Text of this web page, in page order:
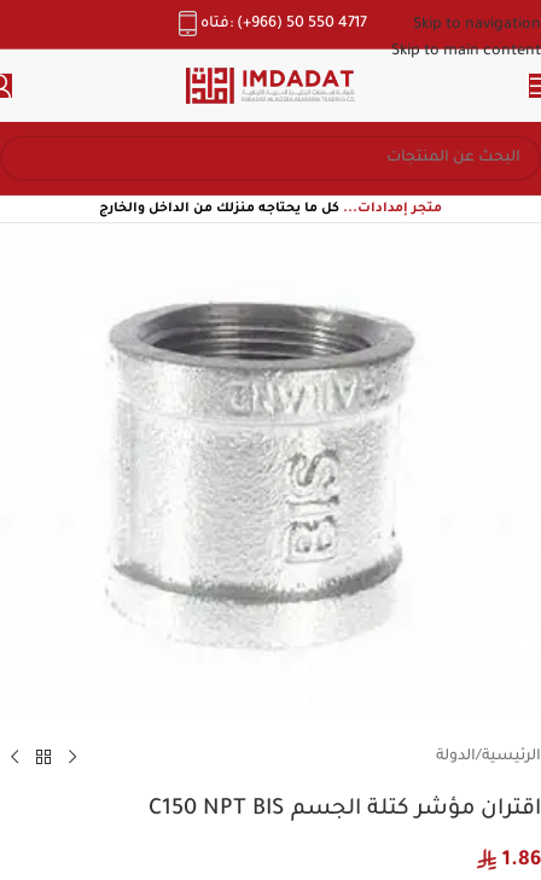
Skip to navigation
Skip to main content
هاتف: (+966) 50 550 4717
متجر إمدادات... كل ما يحتاجه منزلك من الداخل والخارج
الرئيسية/الدولة
اقتران مؤشر كتلة الجسم C150 NPT BIS
1.86